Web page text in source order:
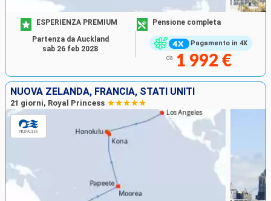
Pagamento in 4X
ESPERIENZA PREMIUM Pensione completa
da 1 992 €
Partenza da Auckland
sab 26 feb 2028
NUOVA ZELANDA, FRANCIA, STATI UNITI
21 giorni, Royal Princess